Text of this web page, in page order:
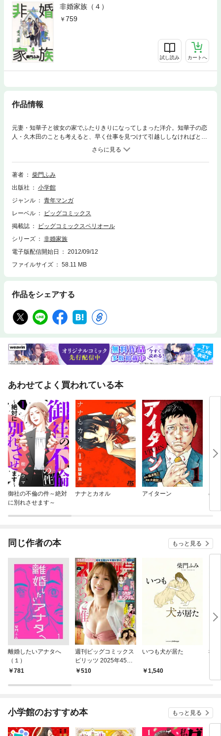
非婚家族（４）
759
試し読み カートへ
作品情報
元妻・知華子と彼女の家でふたりきりになってしまった洋介。知華子の恋
人・久木田のことも考えると、早く仕事を見つけて引越ししなければと焦
る毎日だ。だが、ふとしたことから久木田が三人で暮らそうと提案してき
著者
柴門ふみ
出版社
小学館
ジャンル
青年マンガ
レーベル
ビッグコミックス
掲載誌
ビッグコミックスペリオール
シリーズ
非婚家族
電子版配信開始日
2012/09/12
ファイルサイズ
58.11 MB
作品をシェアする
あわせてよく買われている本
御社の不倫の件～絶対
に別れさせます～
ナナとカオル アイターン の
同じ作者の本 もっと見る
離婚したいアナタへ
（１）
781
週刊ビッグコミックス
ピリッツ 2025年45号
【デジタル版限定グラ
510
いつも犬が居た
1,540
#レ
小学館のおすすめ本 もっと見る